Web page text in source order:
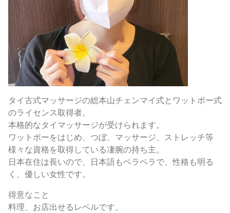
タイ古式マッサージの総本山チェンマイ式とワットポー式
のライセンス取得者。
本格的なタイマッサージが受けられます。
ワットポーをはじめ、つぼ、マッサージ、ストレッチ等
様々な資格を取得している凄腕の持ち主。
日本在住は長いので、日本語もペラペラで、性格も明る
く、優しい女性です。
得意なこと
料理、お店出せるレベルです。